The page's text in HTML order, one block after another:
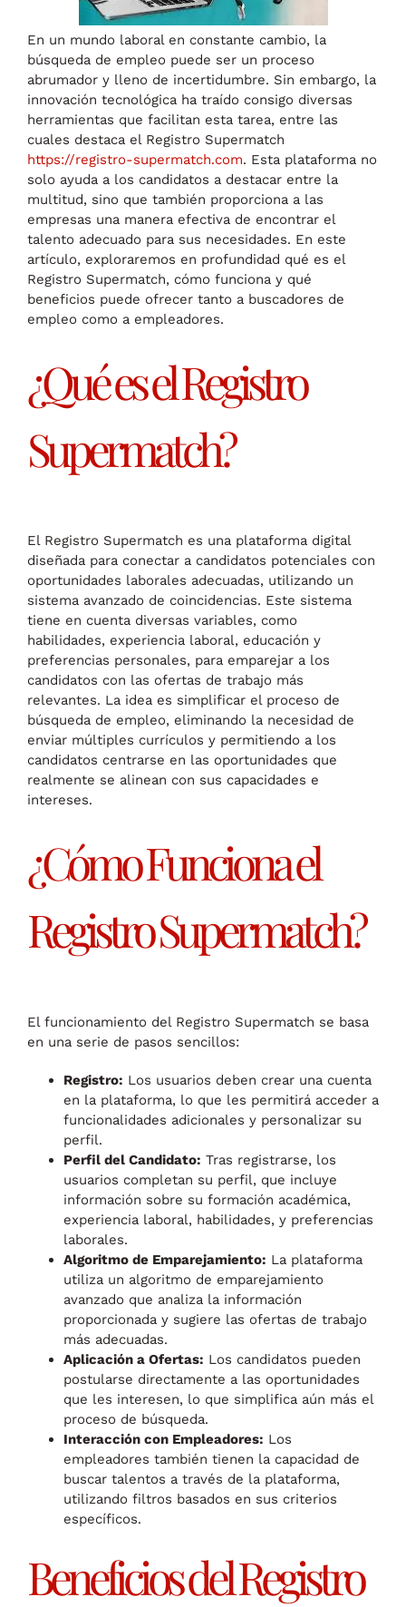
En un mundo laboral en constante cambio, la
búsqueda de empleo puede ser un proceso
abrumador y lleno de incertidumbre. Sin embargo, la
innovación tecnológica ha traído consigo diversas
herramientas que facilitan esta tarea, entre las
cuales destaca el Registro Supermatch
https://registro-supermatch.com. Esta plataforma no
solo ayuda a los candidatos a destacar entre la
multitud, sino que también proporciona a las
empresas una manera efectiva de encontrar el
talento adecuado para sus necesidades. En este
artículo, exploraremos en profundidad qué es el
Registro Supermatch, cómo funciona y qué
beneficios puede ofrecer tanto a buscadores de
empleo como a empleadores.
¿Qué es el Registro
Supermatch?
El Registro Supermatch es una plataforma digital
diseñada para conectar a candidatos potenciales con
oportunidades laborales adecuadas, utilizando un
sistema avanzado de coincidencias. Este sistema
tiene en cuenta diversas variables, como
habilidades, experiencia laboral, educación y
preferencias personales, para emparejar a los
candidatos con las ofertas de trabajo más
relevantes. La idea es simplificar el proceso de
búsqueda de empleo, eliminando la necesidad de
enviar múltiples currículos y permitiendo a los
candidatos centrarse en las oportunidades que
realmente se alinean con sus capacidades e
intereses.
¿Cómo Funciona el
Registro Supermatch?
El funcionamiento del Registro Supermatch se basa
en una serie de pasos sencillos:
Registro: Los usuarios deben crear una cuenta
en la plataforma, lo que les permitirá acceder a
funcionalidades adicionales y personalizar su
perfil.
Perfil del Candidato: Tras registrarse, los
usuarios completan su perfil, que incluye
información sobre su formación académica,
experiencia laboral, habilidades, y preferencias
laborales.
Algoritmo de Emparejamiento: La plataforma
utiliza un algoritmo de emparejamiento
avanzado que analiza la información
proporcionada y sugiere las ofertas de trabajo
más adecuadas.
Aplicación a Ofertas: Los candidatos pueden
postularse directamente a las oportunidades
que les interesen, lo que simplifica aún más el
proceso de búsqueda.
Interacción con Empleadores: Los
empleadores también tienen la capacidad de
buscar talentos a través de la plataforma,
utilizando filtros basados en sus criterios
específicos.
Beneficios del Registro